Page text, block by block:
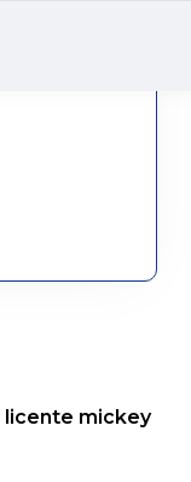
licente mickey